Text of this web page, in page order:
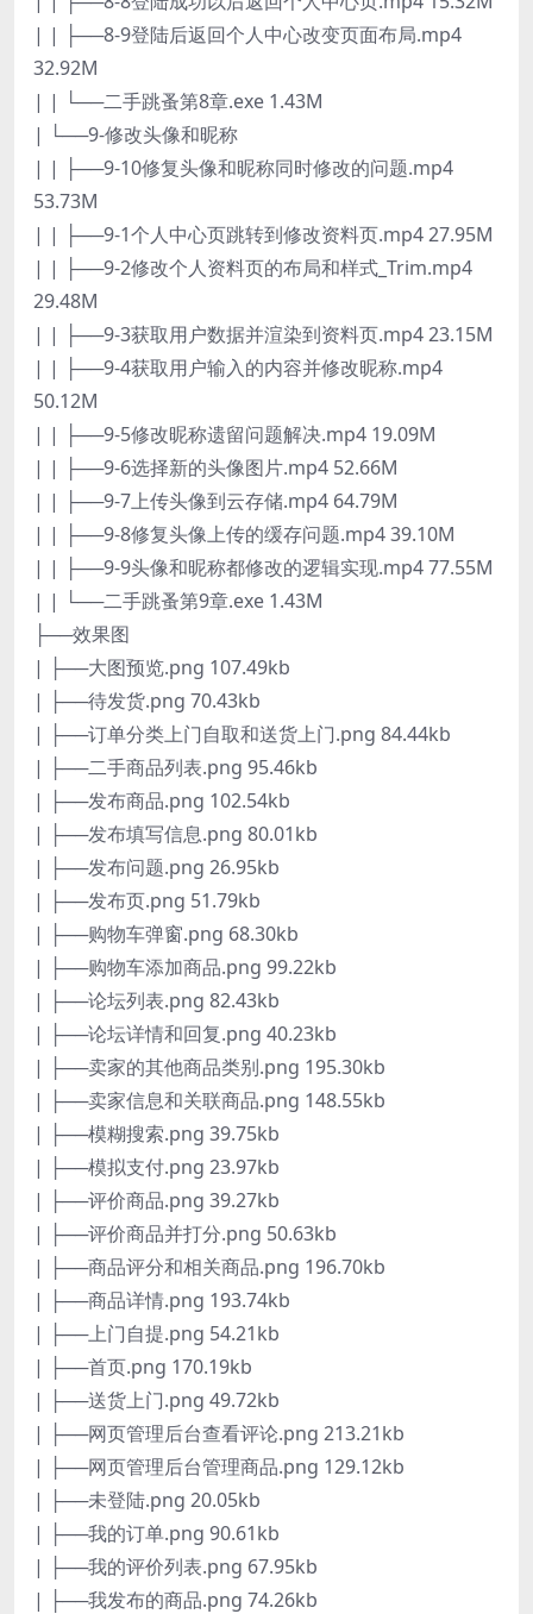
| | ├──8-9登陆后返回个人中心改变页面布局.mp4
32.92M
| | └──二手跳蚤第8章.exe 1.43M
| └──9-修改头像和昵称
| | ├──9-10修复头像和昵称同时修改的问题.mp4
53.73M
| | ├──9-1个人中心页跳转到修改资料页.mp4 27.95M
| | ├──9-2修改个人资料页的布局和样式_Trim.mp4
29.48M
| | ├──9-3获取用户数据并渲染到资料页.mp4 23.15M
| | ├──9-4获取用户输入的内容并修改昵称.mp4
50.12M
| | ├──9-5修改昵称遗留问题解决.mp4 19.09M
| | ├──9-6选择新的头像图片.mp4 52.66M
| | ├──9-7上传头像到云存储.mp4 64.79M
| | ├──9-8修复头像上传的缓存问题.mp4 39.10M
| | ├──9-9头像和昵称都修改的逻辑实现.mp4 77.55M
| | └──二手跳蚤第9章.exe 1.43M
├──效果图
| ├──大图预览.png 107.49kb
| ├──待发货.png 70.43kb
| ├──订单分类上门自取和送货上门.png 84.44kb
| ├──二手商品列表.png 95.46kb
| ├──发布商品.png 102.54kb
| ├──发布填写信息.png 80.01kb
| ├──发布问题.png 26.95kb
| ├──发布页.png 51.79kb
| ├──购物车弹窗.png 68.30kb
| ├──购物车添加商品.png 99.22kb
| ├──论坛列表.png 82.43kb
| ├──论坛详情和回复.png 40.23kb
| ├──卖家的其他商品类别.png 195.30kb
| ├──卖家信息和关联商品.png 148.55kb
| ├──模糊搜索.png 39.75kb
| ├──模拟支付.png 23.97kb
| ├──评价商品.png 39.27kb
| ├──评价商品并打分.png 50.63kb
| ├──商品评分和相关商品.png 196.70kb
| ├──商品详情.png 193.74kb
| ├──上门自提.png 54.21kb
| ├──首页.png 170.19kb
| ├──送货上门.png 49.72kb
| ├──网页管理后台查看评论.png 213.21kb
| ├──网页管理后台管理商品.png 129.12kb
| ├──未登陆.png 20.05kb
| ├──我的订单.png 90.61kb
| ├──我的评价列表.png 67.95kb
| ├──我发布的商品.png 74.26kb